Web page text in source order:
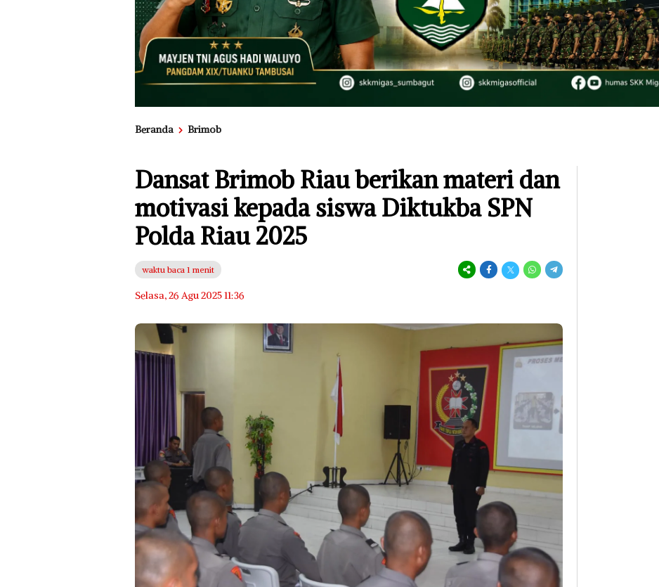
Beranda Brimob
Dansat Brimob Riau berikan materi dan
motivasi kepada siswa Diktukba SPN
Polda Riau 2025
waktu baca 1 menit
Selasa, 26 Agu 2025 11:36